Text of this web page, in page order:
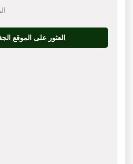
العثور على الموقع